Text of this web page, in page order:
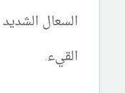
السعال الشديد
القيء.